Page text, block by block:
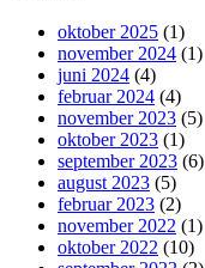
oktober 2025 (1)
november 2024 (1)
juni 2024 (4)
februar 2024 (4)
november 2023 (5)
oktober 2023 (1)
september 2023 (6)
august 2023 (5)
februar 2023 (2)
november 2022 (1)
oktober 2022 (10)